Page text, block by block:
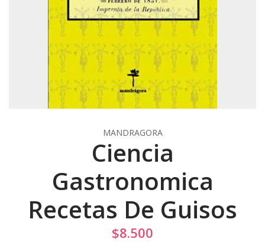
MANDRAGORA
Ciencia
Gastronomica
Recetas De Guisos
$8.500